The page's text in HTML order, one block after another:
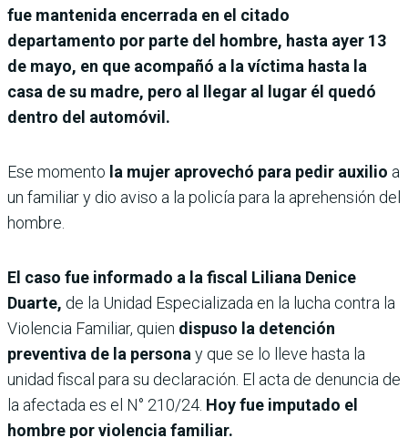
fue mantenida encerrada en el citado
departamento por parte del hombre, hasta ayer 13
de mayo, en que acompañó a la víctima hasta la
casa de su madre, pero al llegar al lugar él quedó
dentro del automóvil.
Ese momento la mujer aprovechó para pedir auxilio a
un familiar y dio aviso a la policía para la aprehensión del
hombre.
El caso fue informado a la fiscal Liliana Denice
Duarte, de la Unidad Especializada en la lucha contra la
Violencia Familiar, quien dispuso la detención
preventiva de la persona y que se lo lleve hasta la
unidad fiscal para su declaración. El acta de denuncia de
la afectada es el N° 210/24. Hoy fue imputado el
hombre por violencia familiar.